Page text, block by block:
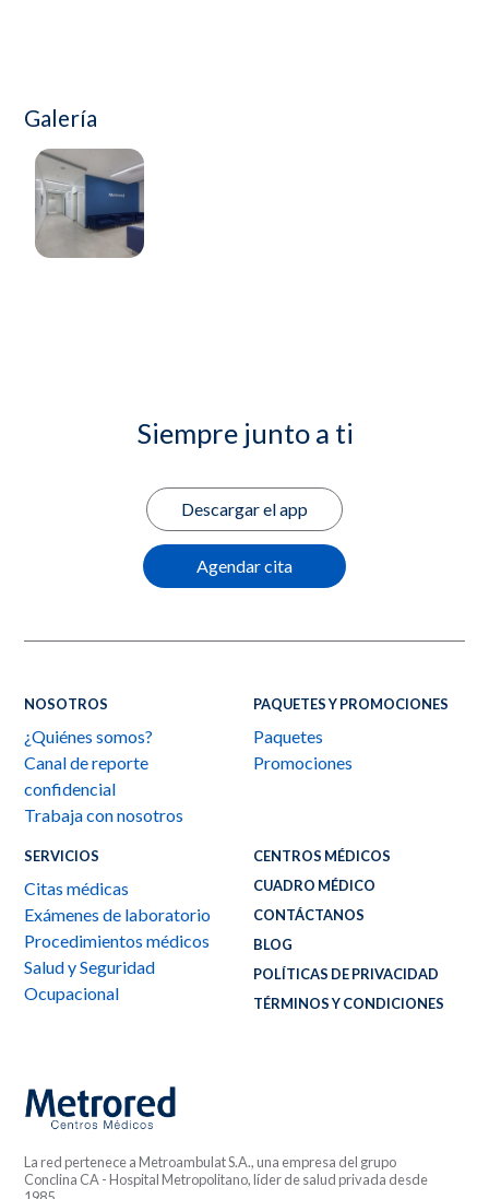
Galería
Siempre junto a ti
Descargar el app
Agendar cita
La red pertenece a Metroambulat S.A., una empresa del grupo
Conclina CA - Hospital Metropolitano, líder de salud privada desde
NOSOTROS
¿Quiénes somos?
Canal de reporte
confidencial
Trabaja con nosotros
SERVICIOS
Citas médicas
Exámenes de laboratorio
Procedimientos médicos
Salud y Seguridad
Ocupacional
PAQUETES Y PROMOCIONES
Paquetes
Promociones
CENTROS MÉDICOS
CUADRO MÉDICO
CONTÁCTANOS
BLOG
POLÍTICAS DE PRIVACIDAD
TÉRMINOS Y CONDICIONES